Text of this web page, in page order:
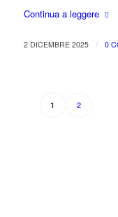
Continua a leggere
2 DICEMBRE 2025 / 0
1 2